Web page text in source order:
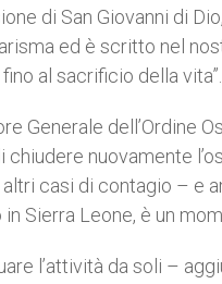
di San Giovanni di
ed è scritto nel
al sacrificio della vita”.
Generale dell’Ordine
chiudere nuovamente
casi di contagio – e
Sierra Leone, è un
l’attività da soli –